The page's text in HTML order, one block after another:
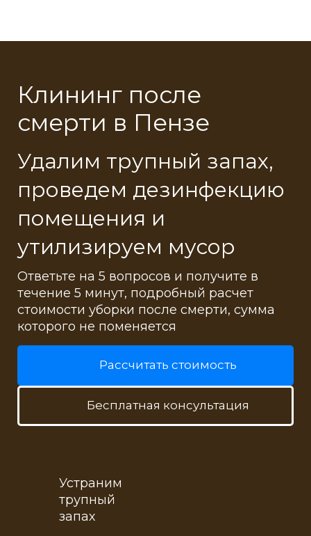
Клининг после
смерти в Пензе
Удалим трупный запах,
проведем дезинфекцию
помещения и
утилизируем мусор
Ответьте на 5 вопросов и получите в
течение 5 минут, подробный расчет
стоимости уборки после смерти, сумма
которого не поменяется
Рассчитать стоимость
Бесплатная консультация
Устраним
трупный
запах